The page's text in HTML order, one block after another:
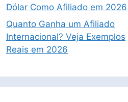
Dólar Como Afiliado em 2026
Quanto Ganha um Afiliado
Internacional? Veja Exemplos
Reais em 2026